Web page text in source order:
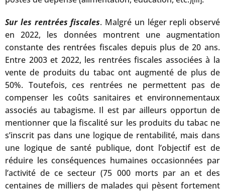
Sur les rentrées fiscales. Malgré un léger repli observé
en 2022, les données montrent une augmentation
constante des rentrées fiscales depuis plus de 20 ans.
Entre 2003 et 2022, les rentrées fiscales associées à la
vente de produits du tabac ont augmenté de plus de
50%. Toutefois, ces rentrées ne permettent pas de
compenser les coûts sanitaires et environnementaux
associés au tabagisme. Il est par ailleurs opportun de
mentionner que la fiscalité sur les produits du tabac ne
s’inscrit pas dans une logique de rentabilité, mais dans
une logique de santé publique, dont l’objectif est de
réduire les conséquences humaines occasionnées par
l’activité de ce secteur (75 000 morts par an et des
centaines de milliers de malades qui pèsent fortement